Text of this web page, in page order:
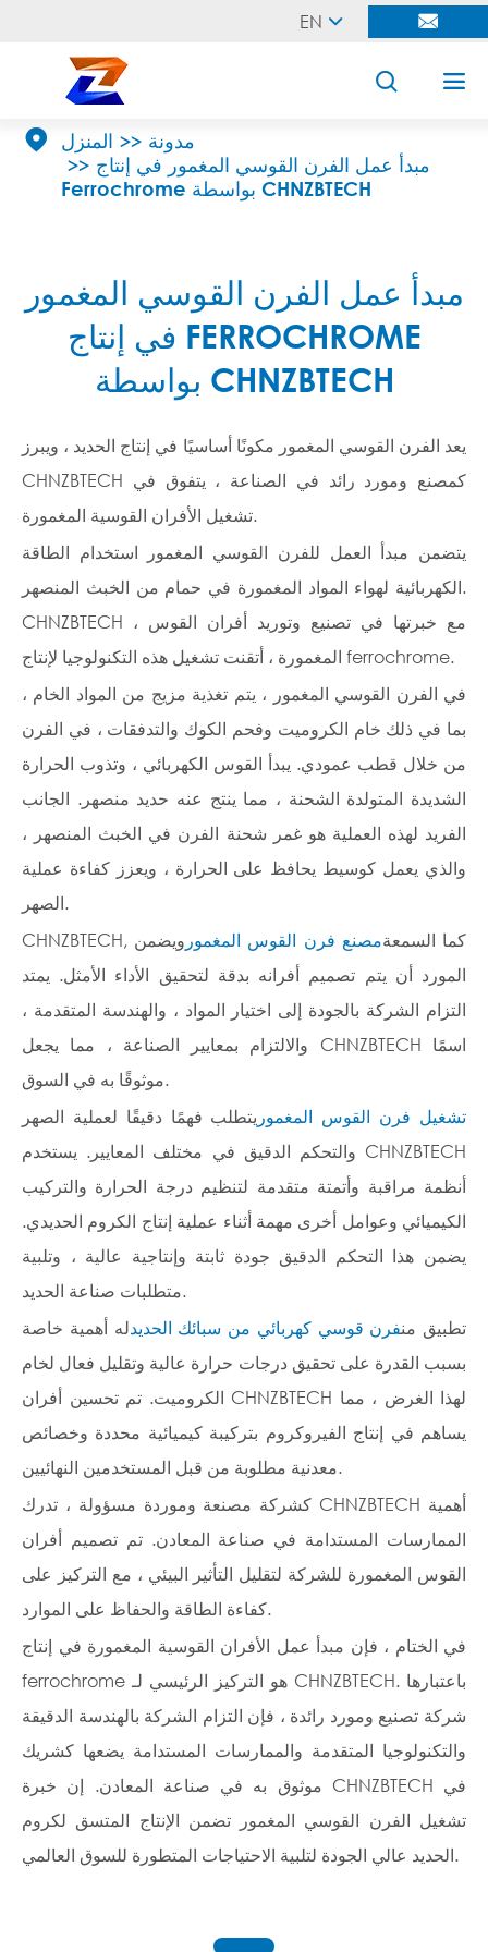
EN  
 
 المنزل
مدونة
مبدأ عمل الفرن القوسي المغمور في إنتاج
Ferrochrome بواسطة CHNZBTECH
مبدأ عمل الفرن القوسي المغمور
في إنتاج FERROCHROME
بواسطة CHNZBTECH
يعد الفرن القوسي المغمور مكونًا أساسيًا في إنتاج الحديد ، ويبرز
CHNZBTECH كمصنع ومورد رائد في الصناعة ، يتفوق في
تشغيل الأفران القوسية المغمورة.
يتضمن مبدأ العمل للفرن القوسي المغمور استخدام الطاقة
الكهربائية لهواء المواد المغمورة في حمام من الخبث المنصهر.
CHNZBTECH ، مع خبرتها في تصنيع وتوريد أفران القوس
المغمورة ، أتقنت تشغيل هذه التكنولوجيا لإنتاج ferrochrome.
في الفرن القوسي المغمور ، يتم تغذية مزيج من المواد الخام ،
بما في ذلك خام الكروميت وفحم الكوك والتدفقات ، في الفرن
من خلال قطب عمودي. يبدأ القوس الكهربائي ، وتذوب الحرارة
الشديدة المتولدة الشحنة ، مما ينتج عنه حديد منصهر. الجانب
الفريد لهذه العملية هو غمر شحنة الفرن في الخبث المنصهر ،
والذي يعمل كوسيط يحافظ على الحرارة ، ويعزز كفاءة عملية
الصهر.
CHNZBTECH, كما السمعةمصنع فرن القوس المغمور ويضمن
المورد أن يتم تصميم أفرانه بدقة لتحقيق الأداء الأمثل. يمتد
التزام الشركة بالجودة إلى اختيار المواد ، والهندسة المتقدمة ،
والالتزام بمعايير الصناعة ، مما يجعل CHNZBTECH اسمًا
موثوقًا به في السوق.
تشغيل فرن القوس المغمور يتطلب فهمًا دقيقًا لعملية الصهر
والتحكم الدقيق في مختلف المعايير. يستخدم CHNZBTECH
أنظمة مراقبة وأتمتة متقدمة لتنظيم درجة الحرارة والتركيب
الكيميائي وعوامل أخرى مهمة أثناء عملية إنتاج الكروم الحديدي.
يضمن هذا التحكم الدقيق جودة ثابتة وإنتاجية عالية ، وتلبية
متطلبات صناعة الحديد.
تطبيق منفرن قوسي كهربائي من سبائك الحديدله أهمية خاصة
بسبب القدرة على تحقيق درجات حرارة عالية وتقليل فعال لخام
الكروميت. تم تحسين أفران CHNZBTECH لهذا الغرض ، مما
يساهم في إنتاج الفيروكروم بتركيبة كيميائية محددة وخصائص
معدنية مطلوبة من قبل المستخدمين النهائيين.
كشركة مصنعة وموردة مسؤولة ، تدرك CHNZBTECH أهمية
الممارسات المستدامة في صناعة المعادن. تم تصميم أفران
القوس المغمورة للشركة لتقليل التأثير البيئي ، مع التركيز على
كفاءة الطاقة والحفاظ على الموارد.
في الختام ، فإن مبدأ عمل الأفران القوسية المغمورة في إنتاج
ferrochrome هو التركيز الرئيسي لـ CHNZBTECH. باعتبارها
شركة تصنيع ومورد رائدة ، فإن التزام الشركة بالهندسة الدقيقة
والتكنولوجيا المتقدمة والممارسات المستدامة يضعها كشريك
موثوق به في صناعة المعادن. إن خبرة CHNZBTECH في
تشغيل الفرن القوسي المغمور تضمن الإنتاج المتسق لكروم
الحديد عالي الجودة لتلبية الاحتياجات المتطورة للسوق العالمي.